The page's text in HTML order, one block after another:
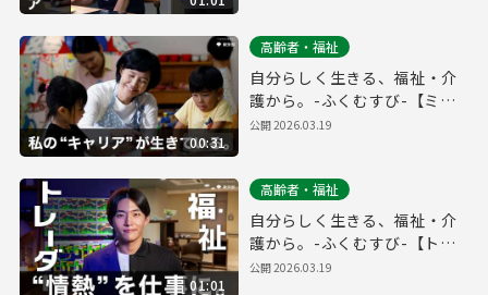
00:31
高齢者・福祉
自分らしく生きる、福祉・介
護から。-ふくむすび-【ミド
ルエイジ編_30秒ver.】
公開2026.03.19
01:01
高齢者・福祉
自分らしく生きる、福祉・介
護から。-ふくむすび-【トレ
ーダー編_フルver.】
公開2026.03.19